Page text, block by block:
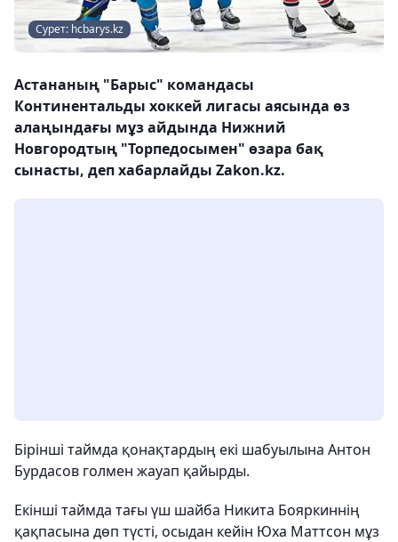
Сурет: hcbarys.kz
Астананың "Барыс" командасы
Континентальды хоккей лигасы аясында өз
алаңындағы мұз айдында Нижний
Новгородтың "Торпедосымен" өзара бақ
сынасты, деп хабарлайды Zakon.kz.
Бірінші таймда қонақтардың екі шабуылына Антон
Бурдасов голмен жауап қайырды.
Екінші таймда тағы үш шайба Никита Бояркиннің
қақпасына дөп түсті, осыдан кейін Юха Маттсон мұз